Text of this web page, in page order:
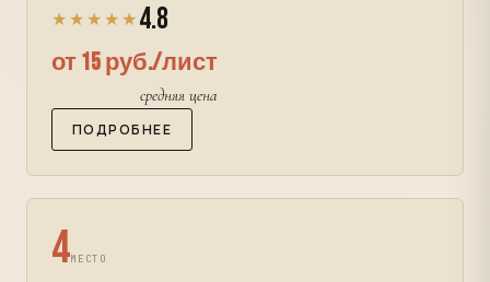
★★★★★ 4.8
от 15 руб./лист
средняя цена
ПОДРОБНЕЕ
4МЕСТО